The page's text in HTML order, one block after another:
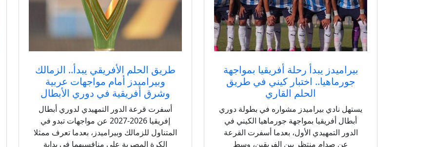
بيراميدز يبدأ رحلة أفريقيا بمواجهة
جورماهيا.. اختبار كيني في طريق
الحلم القاري
يستهل نادي بيراميدز مشواره في بطولة دوري
أبطال أفريقيا بمواجهة جورماهيا الكيني في
الدور التمهيدي الأول، بعدما أسفرت القرعة
عن صدام منتظر بين الفريقين، وسط
طريق الحلم الأفريقي يبدأ.. الزمالك
وبيراميدز أمام مواجهات عربية
وشرق أفريقية في دوري الأبطال
أسفرت قرعة الدور التمهيدي لدوري أبطال
إفريقيا 2026-2027 عن مواجهات تبدو في
المتناول للزمالك وبيراميدز، بعدما تعرف ممثلا
الكرة المصرية على منافسيهما في بداية